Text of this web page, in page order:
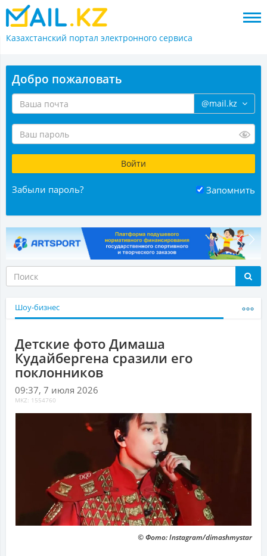
Казахстанский портал электронного сервиса
Добро пожаловать
@mail.kz
Забыли пароль? Запомнить
Шоу-бизнес
Детские фото Димаша
Кудайбергена сразили его
поклонников
09:37, 7 июля 2026
MKZ: 1554760
© Фото: Instagram/dimashmystar